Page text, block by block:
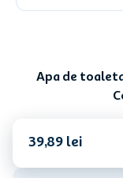
Apa de
39,89 lei